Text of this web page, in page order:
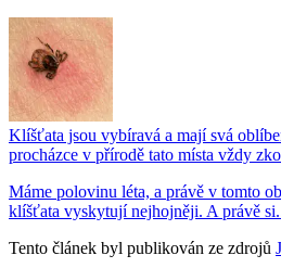
Klíšťata jsou vybíravá a mají svá
procházce v přírodě tato místa vždy
Máme polovinu léta, a právě v tomto
klíšťata vyskytují nejhojněji. A právě
Tento článek byl publikován ze zdrojů